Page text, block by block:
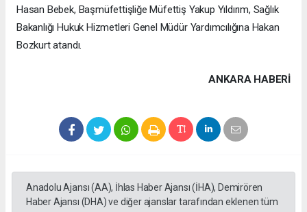
Hasan Bebek, Başmüfettişliğe Müfettiş Yakup Yıldırım, Sağlık
Bakanlığı Hukuk Hizmetleri Genel Müdür Yardımcılığına Hakan
Bozkurt atandı.
ANKARA HABERİ
Anadolu Ajansı (AA), İhlas Haber Ajansı (İHA), Demirören
Haber Ajansı (DHA) ve diğer ajanslar tarafından eklenen tüm